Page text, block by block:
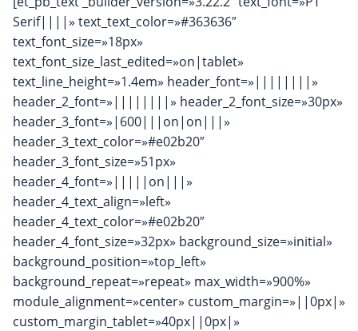
Serif||||» text_text_color=»#363636″
text_font_size=»18px»
text_font_size_last_edited=»on|tablet»
text_line_height=»1.4em» header_font=»||||||||»
header_2_font=»||||||||» header_2_font_size=»30px»
header_3_font=»|600|||on|on|||»
header_3_text_color=»#e02b20″
header_3_font_size=»51px»
header_4_font=»|||||on|||»
header_4_text_align=»left»
header_4_text_color=»#e02b20″
header_4_font_size=»32px» background_size=»initial»
background_position=»top_left»
background_repeat=»repeat» max_width=»900%»
module_alignment=»center» custom_margin=»||0px|»
custom_margin_tablet=»40px||0px|»